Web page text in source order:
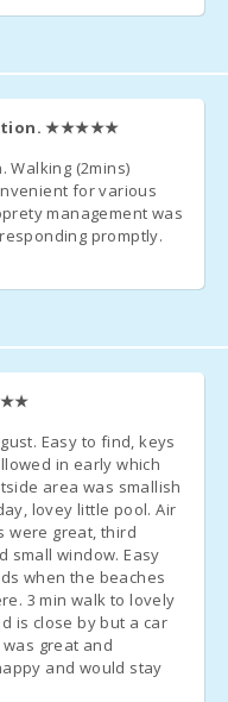
★★★★★
(2mins)
for various
management was
promptly.
Easy to find, keys
in early which
area was smallish
lovey little pool. Air
were great, third
small window. Easy
when the beaches
3 min walk to lovely
is close by but a car
great and
and would stay